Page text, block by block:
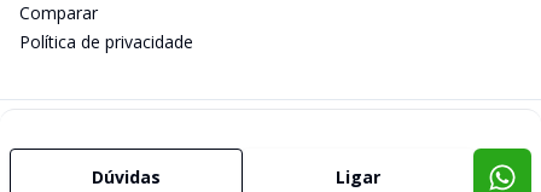
Dúvidas Ligar
Comparar
Política de privacidade
Selo de Tecnologia Loft